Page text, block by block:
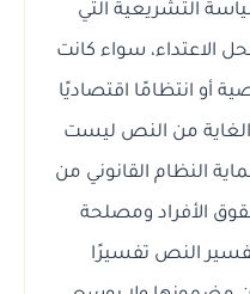
التشريعية التي
الاعتداء، سواء كانت
أو انتظامًا اقتصاديًا
من النص ليست
النظام القانوني من
الأفراد ومصلحة
النص تفسيرًا